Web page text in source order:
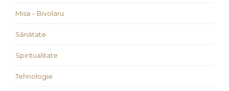
Misa – Bivolaru
Sănătate
Spiritualitate
Tehnologie